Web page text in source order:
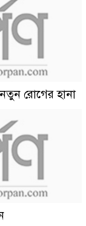
রোগের হানা